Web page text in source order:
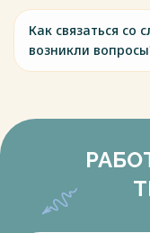
Как связаться со
возникли